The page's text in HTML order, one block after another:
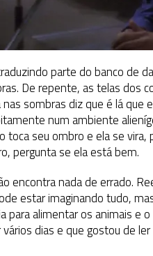
parte do banco de
De repente, as telas dos
sombras diz que é lá que
num ambiente
toca seu ombro e ela se
pergunta se ela está bem.
encontra nada de errado.
estar imaginando tudo,
para alimentar os animais e
dias e que gostou de